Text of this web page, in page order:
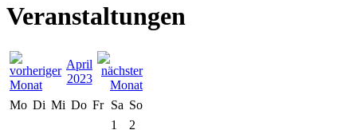
Veranstaltungen
April
2023
Mo Di Mi Do Fr Sa So
1
2